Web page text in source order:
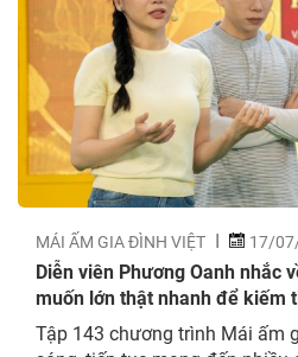
MÁI ẤM GIA ĐÌNH VIỆT 17/
Diễn viên Phương Oanh nhắc
muốn lớn thật nhanh để kiếm
Tập 143 chương trình Mái ấm